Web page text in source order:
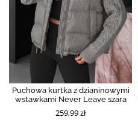
Puchowa kurtka z dzianinowymi
wstawkami Never Leave szara
259,99 zł